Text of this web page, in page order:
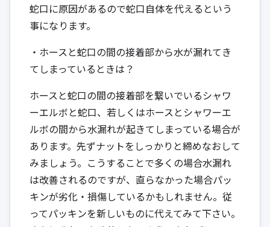
蛇口に原因があるので蛇口自体を代えるという
事になります。
・ホースと蛇口の間の接着部から水が漏れてき
てしまっているときは？
ホースと蛇口の間の接着部を繋いでいるシャワ
ーエルボと蛇口、若しくはホースとシャワーエ
ルボの間から水漏れが起きてしまっている場合が
あります。先ずナットをしっかりと締めなおして
みましょう。こうすることで多くの場合水漏れ
は改善されるのですが、直らなかった場合パッ
キンが劣化・損傷しているかもしれません。従
ってパッキンを新しいものに代えてみて下さい。